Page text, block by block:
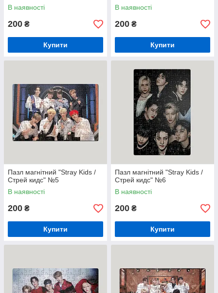
В наявності
200 ₴
Купити
В наявності
200 ₴
Купити
Пазл магнітний "Stray Kids /
Стрей кидс" №5
В наявності
200 ₴
Купити
Пазл магнітний "Stray Kids /
Стрей кидс" №6
В наявності
200 ₴
Купити